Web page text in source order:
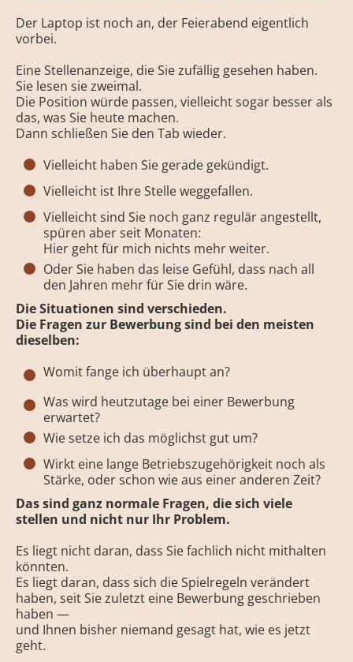
Der Laptop ist noch an, der Feierabend eigentlich
vorbei.
Eine Stellenanzeige, die Sie zufällig gesehen haben.
Sie lesen sie zweimal.
Die Position würde passen, vielleicht sogar besser als
das, was Sie heute machen.
Dann schließen Sie den Tab wieder.
Vielleicht haben Sie gerade gekündigt.
Vielleicht ist Ihre Stelle weggefallen.
Vielleicht sind Sie noch ganz regulär angestellt,
spüren aber seit Monaten:
Hier geht für mich nichts mehr weiter.
Oder Sie haben das leise Gefühl, dass nach all
den Jahren mehr für Sie drin wäre.
Die Situationen sind verschieden.
Die Fragen zur Bewerbung sind bei den meisten
dieselben:
Womit fange ich überhaupt an?
Was wird heutzutage bei einer Bewerbung
erwartet?
Wie setze ich das möglichst gut um?
Wirkt eine lange Betriebszugehörigkeit noch als
Stärke, oder schon wie aus einer anderen Zeit?
Das sind ganz normale Fragen, die sich viele
stellen und nicht nur Ihr Problem.
Es liegt nicht daran, dass Sie fachlich nicht mithalten
könnten.
Es liegt daran, dass sich die Spielregeln verändert
haben, seit Sie zuletzt eine Bewerbung geschrieben
haben —
und Ihnen bisher niemand gesagt hat, wie es jetzt
geht.